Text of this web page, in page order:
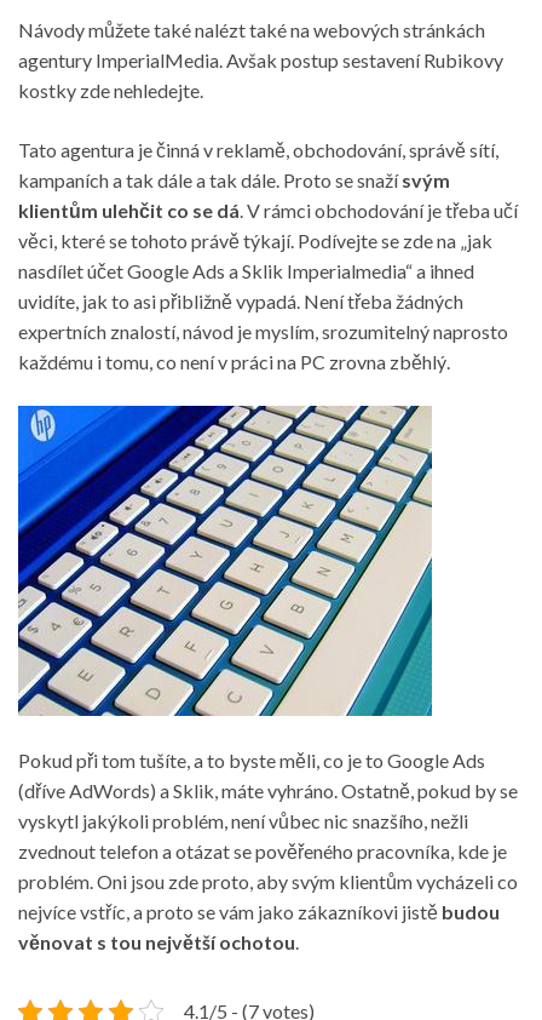
Návody můžete také nalézt také na webových stránkách
agentury ImperialMedia. Avšak postup sestavení Rubikovy
kostky zde nehledejte.
Tato agentura je činná v reklamě, obchodování, správě sítí,
kampaních a tak dále a tak dále. Proto se snažísvým
klientům ulehčit co se dá. V rámci obchodování je třeba učí
věci, které se tohoto právě týkají. Podívejte se zde na „jak
nasdílet účet Google Ads a Sklik Imperialmedia“ a ihned
uvidíte, jak to asi přibližně vypadá. Není třeba žádných
expertních znalostí, návod je myslím, srozumitelný naprosto
každému i tomu, co není v práci na PC zrovna zběhlý.
Pokud při tom tušíte, a to byste měli, co je to Google Ads
(dříve AdWords) a Sklik, máte vyhráno. Ostatně, pokud by se
vyskytl jakýkoli problém, není vůbec nic snazšího, nežli
zvednout telefon a otázat se pověřeného pracovníka, kde je
problém. Oni jsou zde proto, aby svým klientům vycházeli co
nejvíce vstříc, a proto se vám jako zákazníkovi jistě budou
věnovat s tou největší ochotou.
4.1/5 - (7 votes)